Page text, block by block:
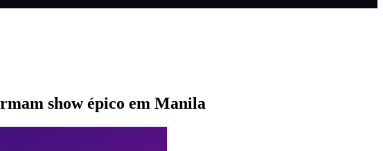
show épico em Manila